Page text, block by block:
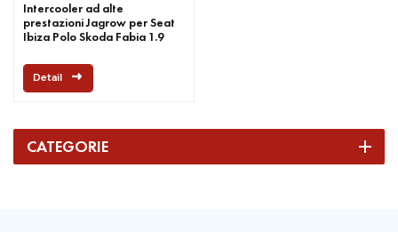
Intercooler ad alte
prestazioni Jagrow per Seat
Ibiza Polo Skoda Fabia 1.9
Detail
CATEGORIE